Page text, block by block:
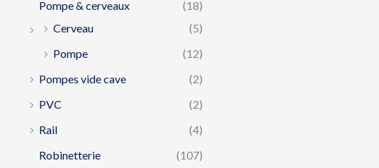
Pompe & cerveaux
(18)
Cerveau
(5)
Pompe
(12)
Pompes vide cave
(2)
PVC
(2)
Rail
(4)
Robinetterie
(107)